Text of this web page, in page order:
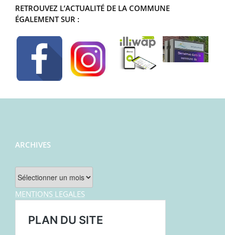
RETROUVEZ L’ACTUALITÉ DE LA COMMUNE
ÉGALEMENT SUR :
ARCHIVES
Archives
MENTIONS LEGALES